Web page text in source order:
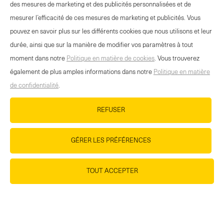
between
and
100
OFFRE EVÉNEMENTS
CONTACT
NEWSLETTER
MENTIONS LÉGALES
DÉCLARATION DE PROTECTION DES
DONNÉES
DIRECTIVES RELATIVES AUX COOKIES
HTTPS://WWW.WANDER.CH/FR/BASE-DE-
DONNEES-DES-MEDIAS
IMPRESSUM
des mesures de marketing et des publicités personnalisées et de
mesurer l’efficacité de ces mesures de marketing et publicités. Vous
pouvez en savoir plus sur les différents cookies que nous utilisons et leur
durée, ainsi que sur la manière de modifier vos paramètres à tout
moment dans notre Politique en matière de cookies. Vous trouverez
également de plus amples informations dans notre Politique en matière
de confidentialité.
REFUSER
GÉRER LES PRÉFÉRENCES
TOUT ACCEPTER